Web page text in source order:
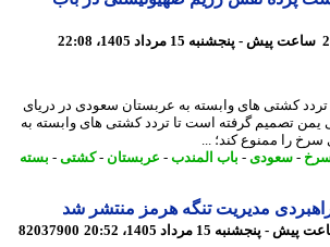
کشتی های وابسته به عربستان سعودی در دریای
تصمیم گرفته است تا تردد کشتی های وابسته به
ممنوع کند؛ ...
-سعودی-باب المندب-عربستان-کشتی-بسته
مدیریت تنگه هرمز منتشر شد
82037900